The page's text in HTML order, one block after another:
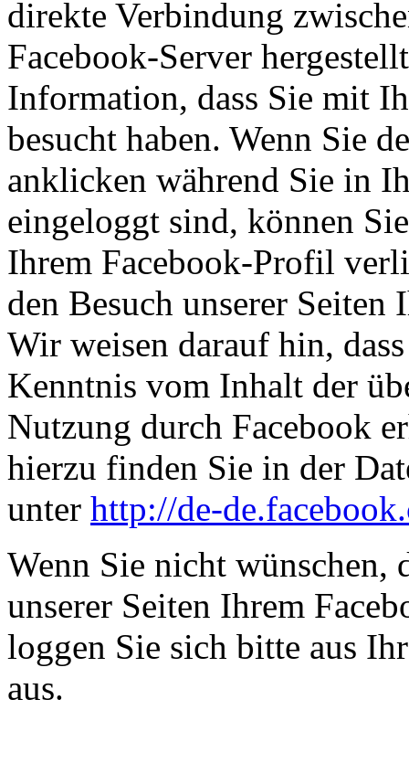
direkte Verbindung
Facebook-Server
Information, dass Sie mit
besucht haben. Wenn Sie
anklicken während Sie in
eingeloggt sind, können
Ihrem Facebook-Profil
den Besuch unserer
Wir weisen darauf hin,
Kenntnis vom Inhalt der
Nutzung durch Facebook
hierzu finden Sie in der
unter http://de-
Wenn Sie nicht wünschen,
unserer Seiten Ihrem
loggen Sie sich bitte aus
aus.